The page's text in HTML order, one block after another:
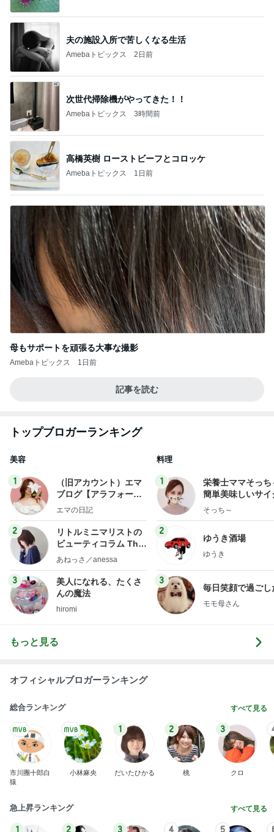
夫の施設入所で苦しくなる生活
Amebaトピックス 2日前
次世代掃除機がやってきた！！
Amebaトピックス 3時間前
高橋英樹 ローストビーフとコロッケ
Amebaトピックス 1日前
母もサポートを頑張る大事な撮影
Amebaトピックス 1日前
記事を読む
トップブロガーランキング
美容
1
（旧アカウント）エマ
ブログ【アラフォー会
社売却セカンドライ
エマの日記
2
リトルミニマリストの
ビューティコラム The
little minimalist's bea
あねっさ／anessa
3
美人になれる、たくさ
んの魔法
hiromi
料理
1
栄養士ママそっち
簡単美味しいサイ
献立
そっち～
2
ゆうき酒場
ゆうき
3
毎日笑顔で過ごし
モモ母さん
もっと見る
オフィシャルブロガーランキング
総合ランキング すべて見る
市川團十郎白
猿
小林麻央
1
だいたひかる
2
桃
3
クロ
急上昇ランキング すべて見る
1 2 3 4 5